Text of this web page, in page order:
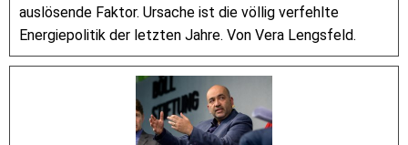
auslösende Faktor. Ursache ist die völlig verfehlte
Energiepolitik der letzten Jahre. Von Vera Lengsfeld.